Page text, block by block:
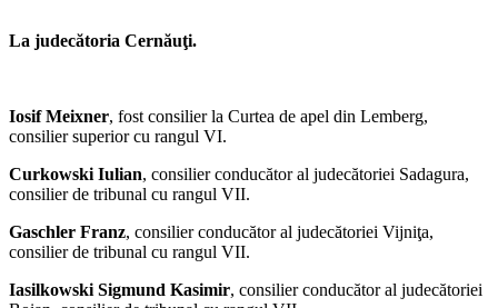
La judecătoria Cernăuţi.
Iosif Meixner, fost consilier la Curtea de apel din Lemberg,
consilier superior cu rangul VI.
Curkowski Iulian, consilier conducător al judecătoriei Sadagura,
consilier de tribunal cu rangul VII.
Gaschler Franz, consilier conducător al judecătoriei Vijniţa,
consilier de tribunal cu rangul VII.
Iasilkowski Sigmund Kasimir, consilier conducător al judecătoriei